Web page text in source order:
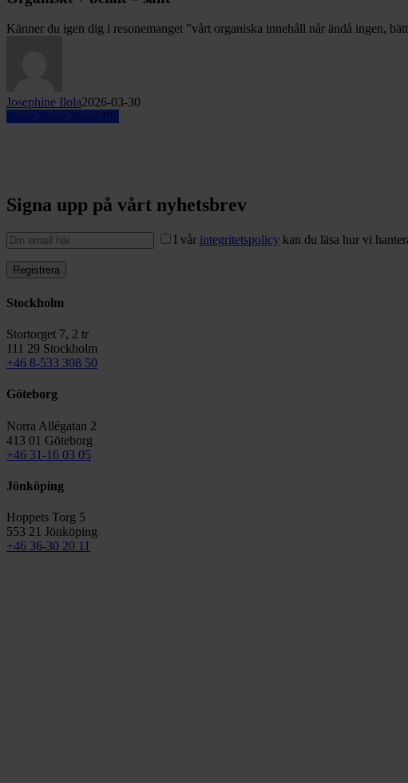
Känner du igen dig i resonemanget ”vårt organiska innehåll når ändå ingen,
Josephine Ilola2026-03-30
Signa upp på vårt nyhetsbrev
I vår integritetspolicy kan du läsa hur vi
Stockholm
Stortorget 7, 2 tr
111 29 Stockholm
+46 8-533 308 50
Göteborg
Norra Allégatan 2
413 01 Göteborg
+46 31-16 03 05
Jönköping
Hoppets Torg 5
553 21 Jönköping
+46 36-30 20 11